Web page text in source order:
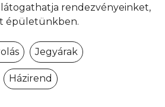
rendezvényeinket,
épületünkben.
Jegyárak
Házirend